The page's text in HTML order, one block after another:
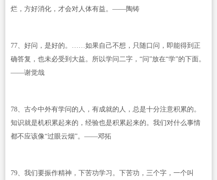
烂，方好消化，才会对人体有益。——陶铸
77、好问，是好的。……如果自己不想，只随口问，即能得到正
确答复，也未必受到大益。所以学问二字，“问”放在“学”的下面。
——谢觉哉
78、古今中外有学问的人，有成就的人，总是十分注意积累的。
知识就是机积累起来的，经验也是积累起来的。我们对什么事情
都不应该像“过眼云烟”。——邓拓
79、我们要振作精神，下苦功学习。下苦功，三个字，一个叫